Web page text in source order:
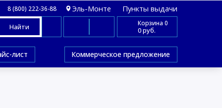
8 (800) 222-36-88 Эль-Монте Пункты выдачи
Найти Корзина 0
0 руб.
лист Коммерческое предложение